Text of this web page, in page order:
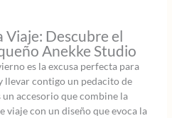
Viaje: Descubre el
Anekke Studio
es la excusa perfecta para
llevar contigo un pedacito de
accesorio que combine la
viaje con un diseño que evoca la